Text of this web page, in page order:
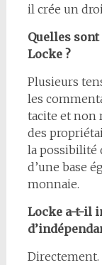
il crée un
Quelles
Locke ?
Plusieurs
les
tacite et non
des
la possibilité
d’une base
monnaie.
Locke a-t-il